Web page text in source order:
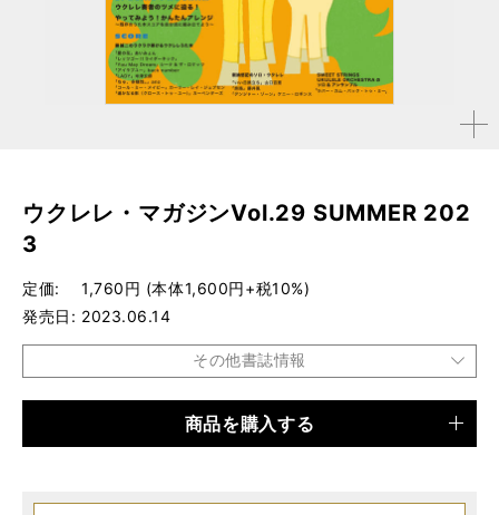
拡大す
ウクレレ・マガジンVol.29 SUMMER 202
3
定価
1,760円 (本体1,600円+税10%)
発売日
2023.06.14
その他書誌情報
商品を購入する